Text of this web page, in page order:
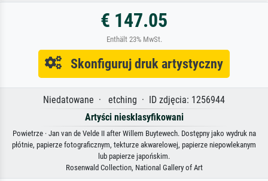
€ 147.05
Enthält 23% MwSt.
Skonfiguruj druk artystyczny
Niedatowane · etching · ID zdjęcia: 1256944
Artyści niesklasyfikowani
Powietrze · Jan van de Velde II after Willem Buytewech. Dostępny jako wydruk na
płótnie, papierze fotograficznym, tekturze akwarelowej, papierze niepowlekanym
lub papierze japońskim.
Rosenwald Collection, National Gallery of Art